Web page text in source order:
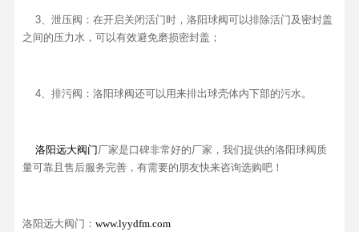
3、泄压阀：在开启关闭活门时，洛阳球阀可以排除活门及密封盖
之间的压力水，可以有效避免磨损密封盖；
4、排污阀：洛阳球阀还可以用来排出球壳体内下部的污水。
洛阳远大阀门厂家是口碑非常好的厂家，我们提供的洛阳球阀质
量可靠且售后服务完善，有需要的朋友快来咨询选购吧！
洛阳远大阀门： www.lyydfm.com